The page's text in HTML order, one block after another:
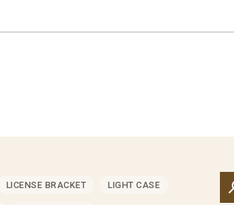
LICENSE BRACKET LIGHT CASE